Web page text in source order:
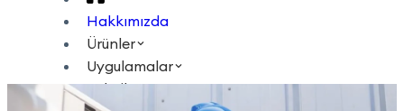
Hakkımızda
Ürünler
Uygulamalar
Teknik